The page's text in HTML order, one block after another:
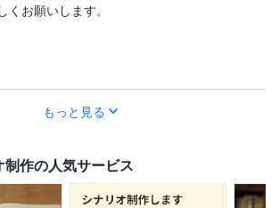
もっと見る
作の人気サービス